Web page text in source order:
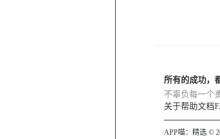
所有的成功，
不辜负每一个
关于帮助文档
APP喵：精选 ©